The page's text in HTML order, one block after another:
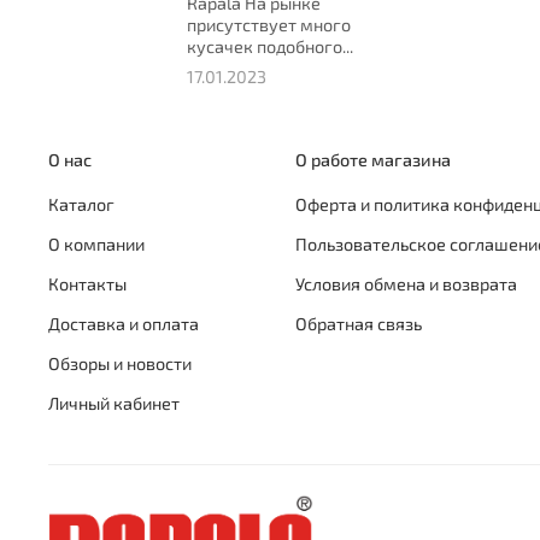
присутствует много
кусачек подобного...
17.01.2023
О нас
Каталог
О компании
Контакты
Доставка и оплата
Обзоры и новости
Личный кабинет
О работе магазина
Оферта и политика
Пользовательское
Условия обмена и возврата
Обратная связь